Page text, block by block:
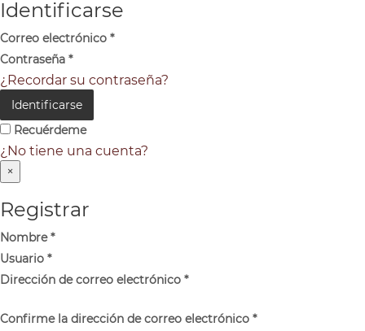
Identificarse
Correo electrónico *
Contraseña *
¿Recordar su contraseña?
Identificarse
Recuérdeme
¿No tiene una cuenta?
×
Registrar
Nombre*
Usuario *
Dirección de correo electrónico *
Confirme la dirección de correo electrónico *